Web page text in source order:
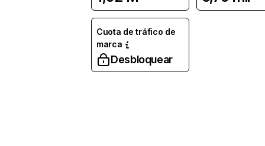
Cuota de tráfico de
marca
Desbloquear